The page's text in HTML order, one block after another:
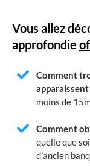
Vous allez
approfondie
Comment
moins de
Comment
quelle que
d'ancien